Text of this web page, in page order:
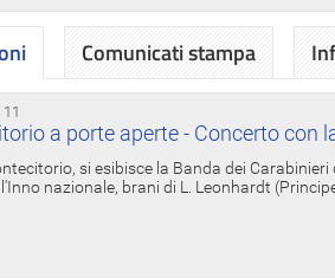
a porte aperte - Concerto con
si esibisce la Banda dei
nazionale, brani di L. Leonhardt
Comunicati stampa